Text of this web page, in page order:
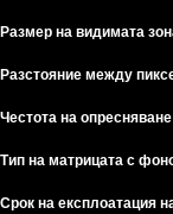
Размер на видимата
Разстояние между
Честота на
Тип на матрицата с
Срок на експлоатация